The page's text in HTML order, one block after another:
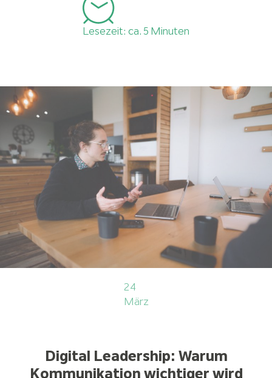
Lesezeit: ca. 5 Minuten
24
März
Digital Leadership: Warum
Kommunikation wichtiger wird